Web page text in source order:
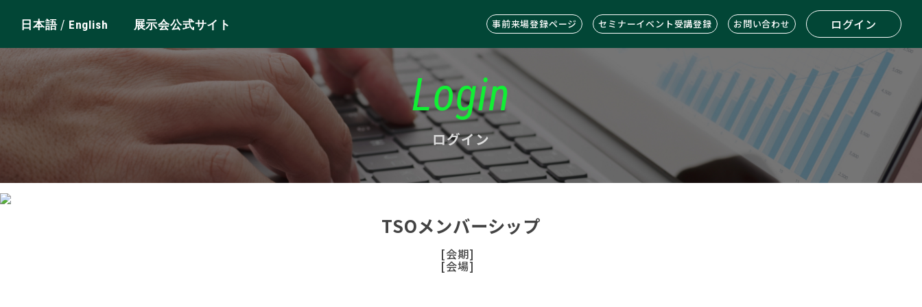
日本語/ English 展示会公式サイト 事前来場登録ページ セミナーイベント受講登録 お問い合わせ ログイン
Login
ログイン
TSOメンバーシップ
[会期]
[会場]